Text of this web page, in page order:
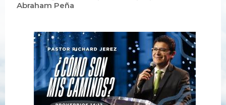
Abraham Peña